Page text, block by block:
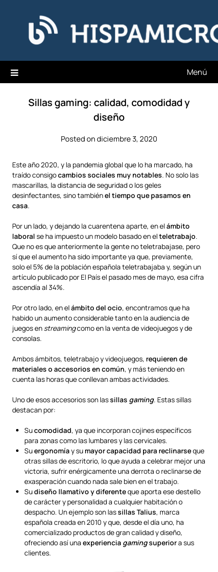
contenido
Hispamicro Blog
Menú
Sillas gaming: calidad, comodidad y
diseño
Posted on diciembre 3, 2020
Este año 2020, y la pandemia global que lo ha marcado, ha
traído consigocambios sociales muy notables. No solo las
mascarillas, la distancia de seguridad o los geles
desinfectantes, sino tambiénel tiempo que pasamos en
casa.
Por un lado, y dejando la cuarentena aparte, en elámbito
laboral se ha impuesto un modelo basado en elteletrabajo.
Que no es que anteriormente la gente no teletrabajase, pero
sí que el aumento ha sido importante ya que, previamente,
solo el 5% de la población española teletrabajaba y, según un
artículo publicado por El País el pasado mes de mayo, esa cifra
ascendía al 34%.
Por otro lado, en elámbito del ocio, encontramos que ha
habido un aumento considerable tanto en la audiencia de
juegos en streamingcomo en la venta de videojuegos y de
consolas.
Ambos ámbitos, teletrabajo y videojuegos, requieren de
materiales o accesorios en común, y más teniendo en
cuenta las horas que conllevan ambas actividades.
Uno de esos accesorios son lassillas gaming. Estas sillas
destacan por:
Sucomodidad, ya que incorporan cojines específicos
para zonas como las lumbares y las cervicales.
Suergonomíay su mayor capacidad para reclinarseque
otras sillas de escritorio, lo que ayuda a celebrar mejor una
victoria, sufrir enérgicamente una derrota o reclinarse de
exasperación cuando nada sale bien en el trabajo.
Sudiseño llamativo y diferenteque aporta ese destello
de carácter y personalidad a cualquier habitación o
despacho. Un ejemplo son lassillas Talius, marca
española creada en 2010 y que, desde el día uno, ha
comercializado productos de gran calidad y diseño,
ofreciendo así una experiencia gamingsuperiora sus
clientes.